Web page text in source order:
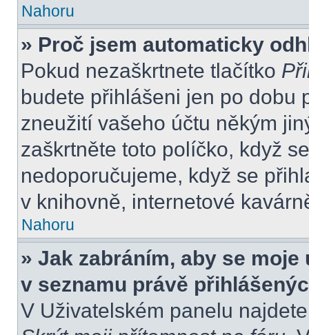
Nahoru
» Proč jsem automaticky
Pokud nezaškrtnete tlačítko
budete přihlášeni jen po dobu
zneužití vašeho účtu někým
zaškrtněte toto políčko, když
nedoporučujeme, když se
v knihovně, internetové
Nahoru
» Jak zabráním, aby se
v seznamu právě
V Uživatelském panelu